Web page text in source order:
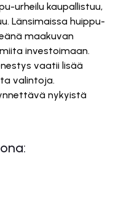
urheilu kaupallistuu,
Länsimaissa huippu-
maakuvan
investoimaan.
vaatii lisää
valintoja.
nykyistä